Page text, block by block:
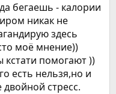
бегаешь - калории
никак не
здесь
моё мнение))
помогают ))
есть нельзя,но и
двойной стресс.